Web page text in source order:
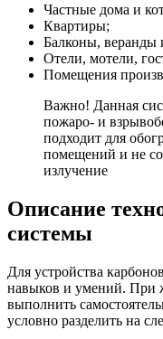
Частные дома и
Квартиры;
Балконы, веранды
Отели, мотели,
Помещения
Важно! Данная
пожаро- и
подходит для
помещений и не
излучение
Описание
системы
Для устройства
навыков и умений. При
выполнить
условно разделить на